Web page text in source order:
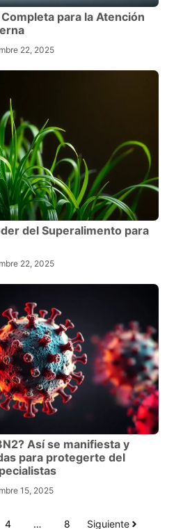
para la Atención
22, 2025
del Superalimento para
22, 2025
Así se manifiesta y
para protegerte del
15, 2025
4 … 8 Siguiente